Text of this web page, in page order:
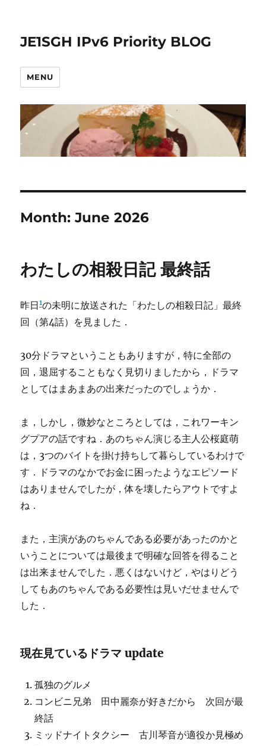
JE1SGH IPv6 Priority BLOG
MENU
Month:June 2026
わたしの相殺日記 最終話
昨日1の未明に放送された「わたしの相殺日記」最終
回（第4話）を見ました．
30分ドラマということもありますが，特に全部の
回，退屈することもなく見切りましたから，ドラマ
としてはまあまあの出来だったのでしょうか．
ま，しかし，微妙なところとしては，これワーキン
グプアの話ですね．あのちゃん演じる主人公桜庭萌
は，3つのバイトを掛け持ちして暮らしているわけで
す．ドラマのなかでお金に困ったようなエピソード
はありませんでしたが，体を壊したらアウトですよ
ね．
また，主演があのちゃんである必要があったのかと
いうことについては最後まで明確な回答を得ること
は出来ませんでした．悪くはないけど，やはりどう
してもあのちゃんである必要性は見いだせませんで
した．
現在見ているドラマ update
孤独のグルメ
コンビニ兄弟 田中麗奈が好きだから 次回が最
終話
ミッドナイトタクシー 古川琴音が適役か見極め